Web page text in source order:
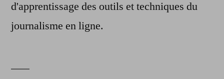
d'apprentissage des outils et techniques du
journalisme en ligne.